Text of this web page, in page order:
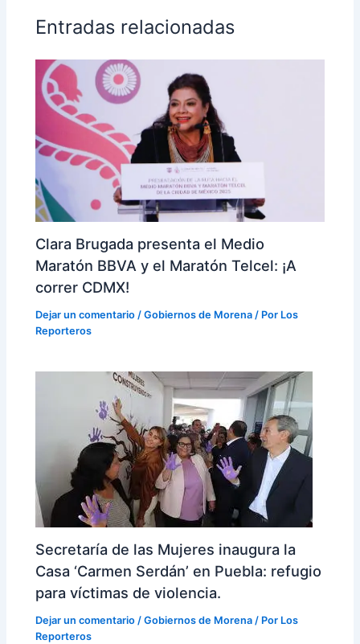
Entradas relacionadas
Clara Brugada presenta el Medio
Maratón BBVA y el Maratón Telcel: ¡A
correr CDMX!
Dejar un comentario /Gobiernos de Morena / Por Los
Reporteros
Secretaría de las Mujeres inaugura la
Casa ‘Carmen Serdán’ en Puebla: refugio
para víctimas de violencia.
Dejar un comentario /Gobiernos de Morena / Por Los
Reporteros